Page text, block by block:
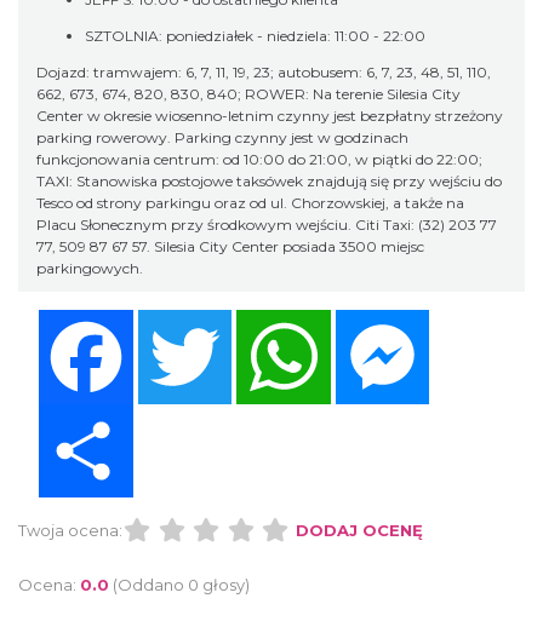
SZTOLNIA: poniedziałek - niedziela: 11:00 - 22:00
Dojazd: tramwajem: 6, 7, 11, 19, 23; autobusem: 6, 7, 23, 48, 51, 110,
662, 673, 674, 820, 830, 840; ROWER: Na terenie Silesia City
Center w okresie wiosenno-letnim czynny jest bezpłatny strzeżony
parking rowerowy. Parking czynny jest w godzinach
funkcjonowania centrum: od 10:00 do 21:00, w piątki do 22:00;
TAXI: Stanowiska postojowe taksówek znajdują się przy wejściu do
Tesco od strony parkingu oraz od ul. Chorzowskiej, a także na
Placu Słonecznym przy środkowym wejściu. Citi Taxi: (32) 203 77
77, 509 87 67 57. Silesia City Center posiada 3500 miejsc
parkingowych.
Twitter WhatsApp
Twoja ocena: DODAJ OCENĘ
Ocena: 0.0 (Oddano 0 głosy)